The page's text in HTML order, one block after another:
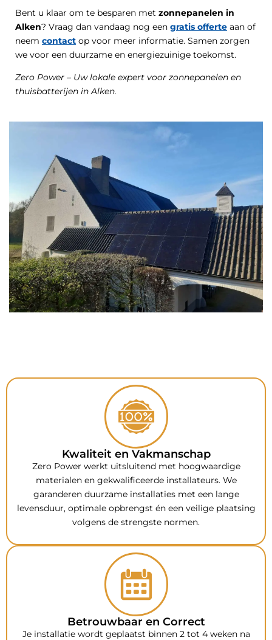
Bent u klaar om te besparen met zonnepanelen in
Alken? Vraag dan vandaag nog een gratis offerte aan of
neem contact op voor meer informatie. Samen zorgen
we voor een duurzame en energiezuinige toekomst.
Zero Power – Uw lokale expert voor zonnepanelen en
thuisbatterijen in Alken.
Kwaliteit en Vakmanschap
Zero Power werkt uitsluitend met hoogwaardige
materialen en gekwalificeerde installateurs. We
garanderen duurzame installaties met een lange
levensduur, optimale opbrengst én een veilige plaatsing
volgens de strengste normen.
Betrouwbaar en Correct
Je installatie wordt geplaatst binnen 2 tot 4 weken na